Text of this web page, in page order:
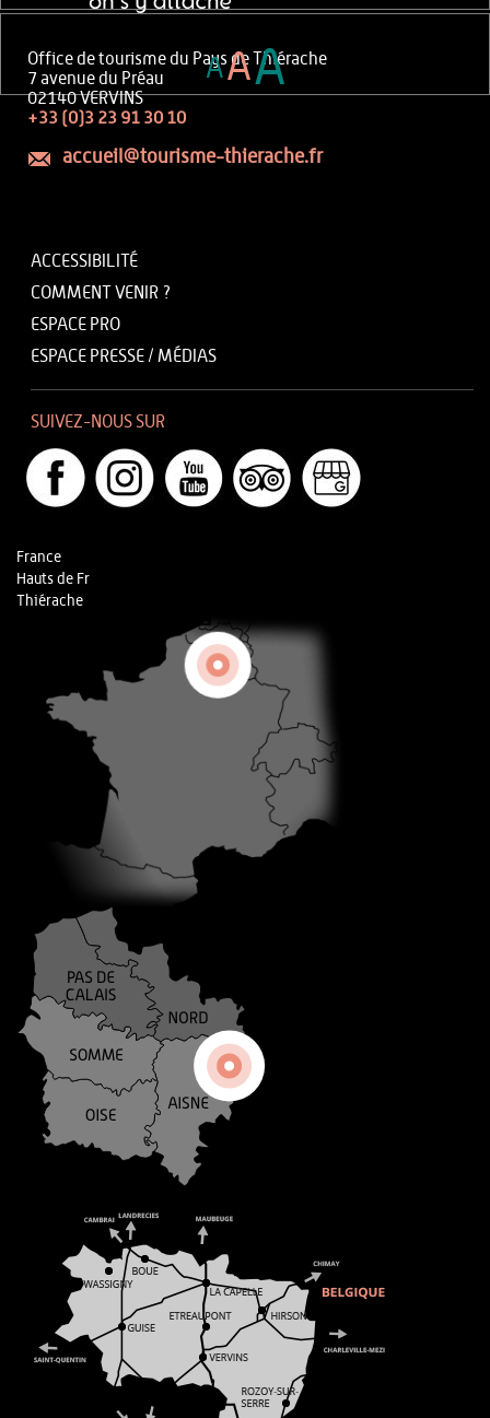
Office de tourisme du Pays de Thiérache
7 avenue du Préau
02140 VERVINS
+33 (0)3 23 91 30 10
accueil@tourisme-thierache.fr
ACCESSIBILITÉ
COMMENT VENIR ?
ESPACE PRO
ESPACE PRESSE / MÉDIAS
SUIVEZ-NOUS SUR
France
Hauts de Fr
Thiérache
AAA